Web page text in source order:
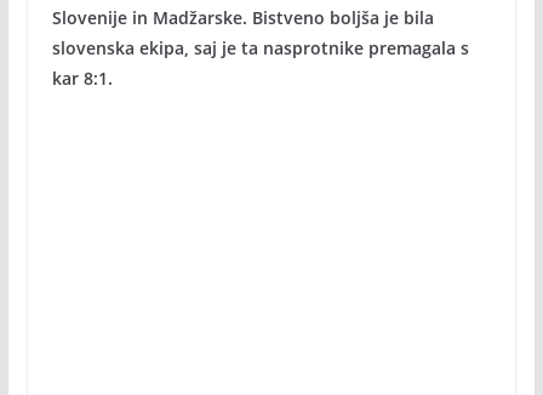
Slovenije in Madžarske. Bistveno boljša je bila
slovenska ekipa, saj je ta nasprotnike premagala s
kar 8:1.